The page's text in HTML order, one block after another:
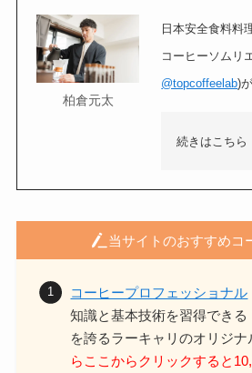
柏倉元太
日本安全食料料
コーヒーソムリ
@topcoffeelab)
続きはこちら
当サイトのおすすめコ
コーヒープロフェッショナル
知識と基本技術を習得できる
を誇るラーキャリのオリジ
らここからクリックすると